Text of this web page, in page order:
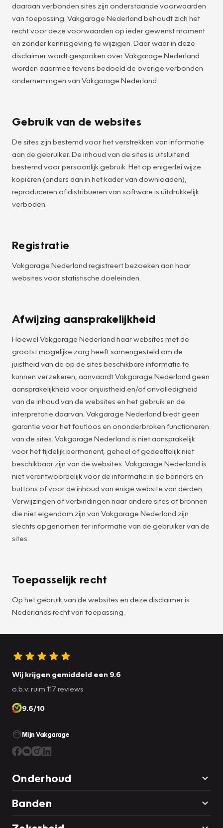
daaraan verbonden sites zijn onderstaande voorwaarden
van toepassing. Vakgarage Nederland behoudt zich het
recht voor deze voorwaarden op ieder gewenst moment
en zonder kennisgeving te wijzigen. Daar waar in deze
disclaimer wordt gesproken over Vakgarage Nederland
worden daarmee tevens bedoeld de overige verbonden
ondernemingen van Vakgarage Nederland.
Gebruik van de websites
De sites zijn bestemd voor het verstrekken van informatie
aan de gebruiker. De inhoud van de sites is uitsluitend
bestemd voor persoonlijk gebruik. Het op enigerlei wijze
kopiëren (anders dan in het kader van downloaden),
reproduceren of distribueren van software is uitdrukkelijk
verboden.
Registratie
Vakgarage Nederland registreert bezoeken aan haar
websites voor statistische doeleinden.
Afwijzing aansprakelijkheid
Hoewel Vakgarage Nederland haar websites met de
grootst mogelijke zorg heeft samengesteld om de
juistheid van de op de sites beschikbare informatie te
kunnen verzekeren, aanvaardt Vakgarage Nederland geen
aansprakelijkheid voor onjuistheid en/of onvolledigheid
van de inhoud van de websites en het gebruik en de
interpretatie daarvan. Vakgarage Nederland biedt geen
garantie voor het foutloos en ononderbroken functioneren
van de sites. Vakgarage Nederland is niet aansprakelijk
voor het tijdelijk permanent, geheel of gedeeltelijk niet
beschikbaar zijn van de websites. Vakgarage Nederland is
niet verantwoordelijk voor de informatie in de banners en
buttons of voor de inhoud van enige website van derden.
Verwijzingen of verbindingen naar andere sites of bronnen
die niet eigendom zijn van Vakgarage Nederland zijn
slechts opgenomen ter informatie van de gebruiker van de
sites.
Toepasselijk recht
Op het gebruik van de websites en deze disclaimer is
Nederlands recht van toepassing.
Wij krijgen gemiddeld een 9.6
o.b.v. ruim 117 reviews
9.6/10
Mijn Vakgarage
Onderhoud
Banden